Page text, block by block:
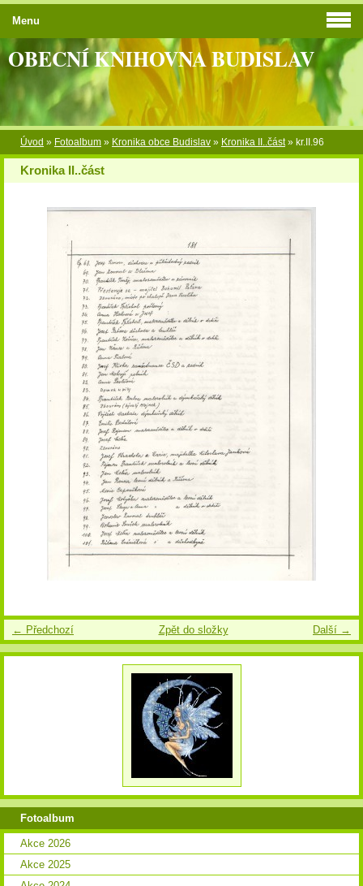
OBECNÍ KNIHOVNA BUDISLAV
Úvod » Fotoalbum » Kronika obce Budislav » Kronika II..část» kr.II.96
Kronika II..část
← Předchozí Další →
Zpět do složky
Menu
Fotoalbum
Akce 2026
Akce 2025